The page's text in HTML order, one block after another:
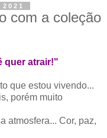
com a coleção
quer atrair!"
que estou vivendo...
porém muito
atmosfera... Cor, paz,